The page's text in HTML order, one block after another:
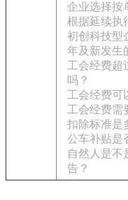
企业选择按
根据延续执
初创科技型
年及新发生
工会经费超
吗？
工会经费可
工会经费需
扣除标准是
公车补贴是
自然人是不
告？